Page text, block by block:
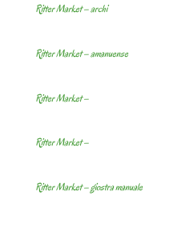
Ritter Market – archi
Ritter Market – amanuense
Ritter Market –
Ritter Market –
Ritter Market – giostra manuale